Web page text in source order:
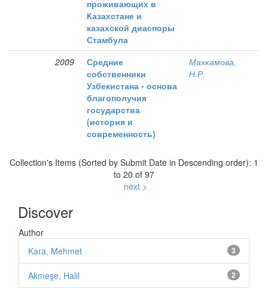
проживающих в
Казахстане и
казахской диаспоры
Стамбула
2009
Средние
собственники
Узбекистана - основа
благополучия
государства
(история и
современность)
Махкамова,
Н.Р.
Collection's Items (Sorted by Submit Date in Descending order): 1
to 20 of 97
next >
Discover
Author
3
Kara, Mehmet
2
Akmeşe, Halil